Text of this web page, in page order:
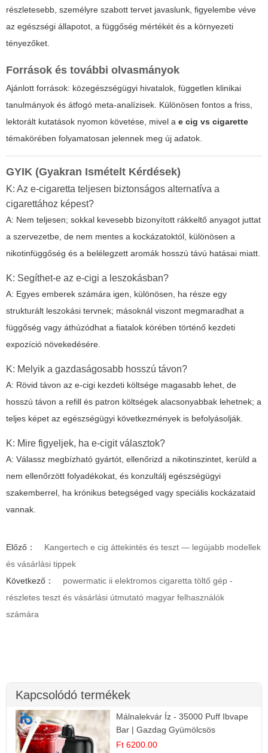
részletesebb, személyre szabott tervet javaslunk, figyelembe véve
az egészségi állapotot, a függőség mértékét és a környezeti
tényezőket.
Források és további olvasmányok
Ajánlott források: közegészségügyi hivatalok, független klinikai
tanulmányok és átfogó meta-analízisek. Különösen fontos a friss,
lektorált kutatások nyomon követése, mivel a e cig vs cigarette
témakörében folyamatosan jelennek meg új adatok.
GYIK (Gyakran Ismételt Kérdések)
K: Az e-cigaretta teljesen biztonságos alternatíva a
cigarettához képest?
A: Nem teljesen; sokkal kevesebb bizonyított rákkeltő anyagot juttat
a szervezetbe, de nem mentes a kockázatoktól, különösen a
nikotinfüggőség és a belélegzett aromák hosszú távú hatásai miatt.
K: Segíthet-e az e-cigi a leszokásban?
A: Egyes emberek számára igen, különösen, ha része egy
strukturált leszokási tervnek; másoknál viszont megmaradhat a
függőség vagy áthúzódhat a fiatalok körében történő kezdeti
expozíció növekedésére.
K: Melyik a gazdaságosabb hosszú távon?
A: Rövid távon az e-cigi kezdeti költsége magasabb lehet, de
hosszú távon a refill és patron költségek alacsonyabbak lehetnek; a
teljes képet az egészségügyi következmények is befolyásolják.
K: Mire figyeljek, ha e-cigit választok?
A: Válassz megbízható gyártót, ellenőrizd a nikotinszintet, kerüld a
nem ellenőrzött folyadékokat, és konzultálj egészségügyi
szakemberrel, ha krónikus betegséged vagy speciális kockázataid
vannak.
Előző：
Kangertech e cig áttekintés és teszt — legújabb modellek
és vásárlási tippek
Következő：
powermatic ii elektromos cigaretta töltő gép -
részletes teszt és vásárlási útmutató magyar felhasználók
számára
Kapcsolódó termékek
Málnalekvár Íz - 35000 Puff Ibvape
Bar | Gazdag Gyümölcsös
Ízélmény!
Ft 6200.00